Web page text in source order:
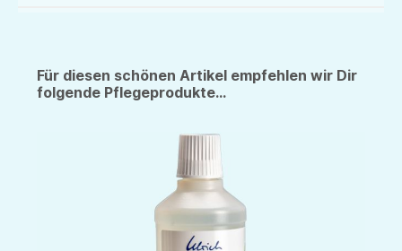
Für diesen schönen Artikel empfehlen wir Dir
folgende Pflegeprodukte...